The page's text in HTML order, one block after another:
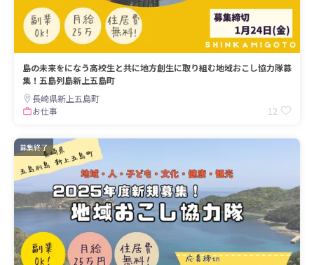
島の未来をになう高校生と共に地方創生に取り組む地域おこし協力隊募
集！五島列島新上五島町
長崎県新上五島町
お仕事
12
募集終了